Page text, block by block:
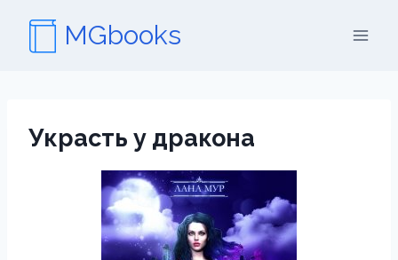
содержимому
MGbooks
Украсть у дракона